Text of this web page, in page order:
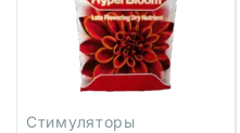
Стимуляторы